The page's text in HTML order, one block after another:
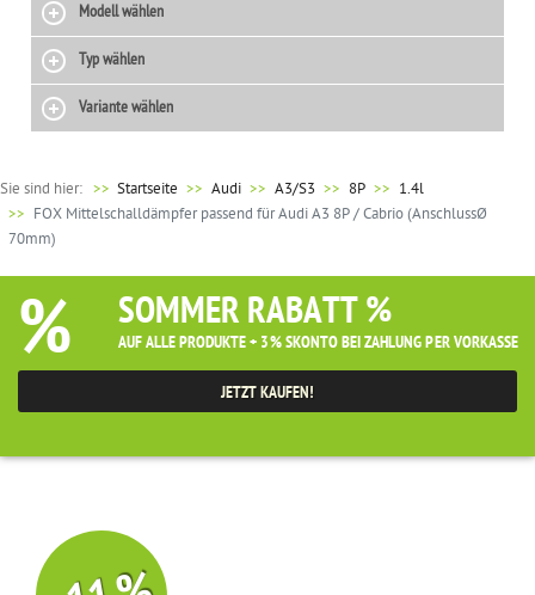
Modell wählen
Typ wählen
Variante wählen
Sie sind hier: >> Startseite Audi A3/S3 8P
1.4l
FOX Mittelschalldämpfer passend für Audi A3 8P / Cabrio (AnschlussØ
70mm)
% SOMMER RABATT %
AUF ALLE PRODUKTE + 3% SKONTO BEI ZAHLUNG PER VORKASSE
JETZT KAUFEN!